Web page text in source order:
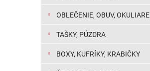
OBLEČENIE, OBUV, OKULIARE
TAŠKY, PÚZDRA
BOXY, KUFRÍKY, KRABIČKY